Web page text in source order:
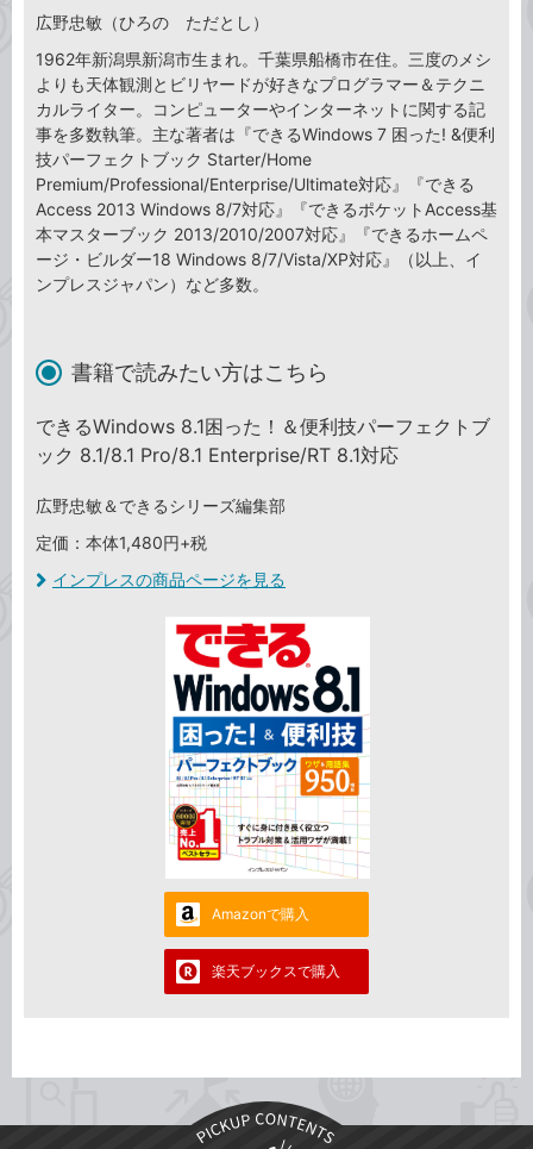
広野忠敏（ひろの ただとし）
1962年新潟県新潟市生まれ。千葉県船橋市在住。三度のメシ
よりも天体観測とビリヤードが好きなプログラマー＆テクニ
カルライター。コンピューターやインターネットに関する記
事を多数執筆。主な著者は『できるWindows 7 困った! &便利
技パーフェクトブック Starter/Home
Premium/Professional/Enterprise/Ultimate対応』『できる
Access 2013 Windows 8/7対応』『できるポケットAccess基
本マスターブック 2013/2010/2007対応』『できるホームペ
ージ・ビルダー18 Windows 8/7/Vista/XP対応』（以上、イ
ンプレスジャパン）など多数。
書籍で読みたい方はこちら
できるWindows 8.1困った！＆便利技パーフェクトブ
ック 8.1/8.1 Pro/8.1 Enterprise/RT 8.1対応
広野忠敏＆できるシリーズ編集部
定価：本体1,480円+税
インプレスの商品ページを見る
Amazonで購入
楽天ブックスで購入